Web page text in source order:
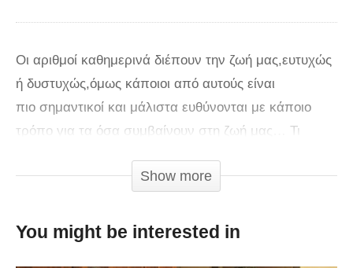
Οι αριθμοί καθημερινά διέπουν την ζωή μας,ευτυχώς
ή δυστυχώς,όμως κάποιοι από αυτούς είναι
πιο σημαντικοί και μάλιστα ευθύνονται με κάποιο
τρόπο για τα όσα συμβαίνουν στη ζωή μας… Τι
Show more
You might be interested in